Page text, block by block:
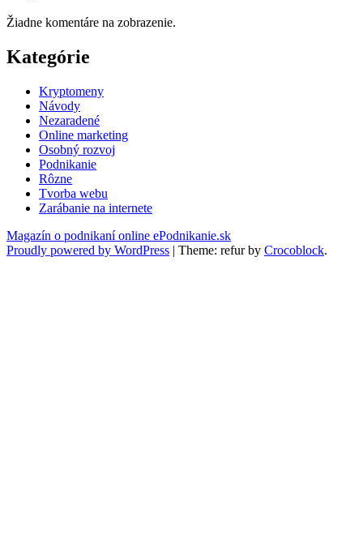
Žiadne komentáre na zobrazenie.
Kategórie
Kryptomeny
Návody
Nezaradené
Online marketing
Osobný rozvoj
Podnikanie
Rôzne
Tvorba webu
Zarábanie na internete
Magazín o podnikaní online ePodnikanie.sk
Proudly powered by WordPress | Theme: refur by Crocoblock.